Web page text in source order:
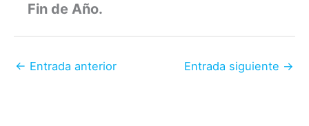
Fin de Año.
← Entrada anterior Entrada siguiente →